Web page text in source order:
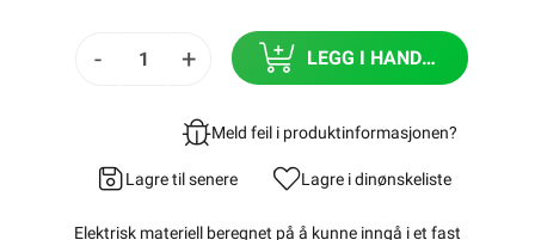
- + LEGG I HANDLEKURV
Meld feil i produktinformasjonen?
Lagre til senere Lagre i dinønskeliste
Elektrisk materiell beregnet på å kunne inngå i et fast